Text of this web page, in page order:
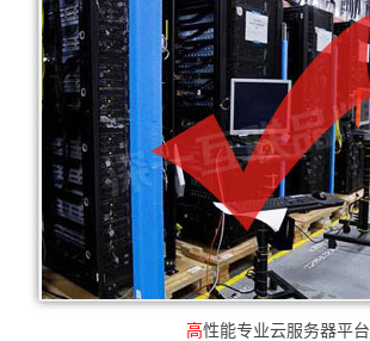
高性能专业云服务器平台